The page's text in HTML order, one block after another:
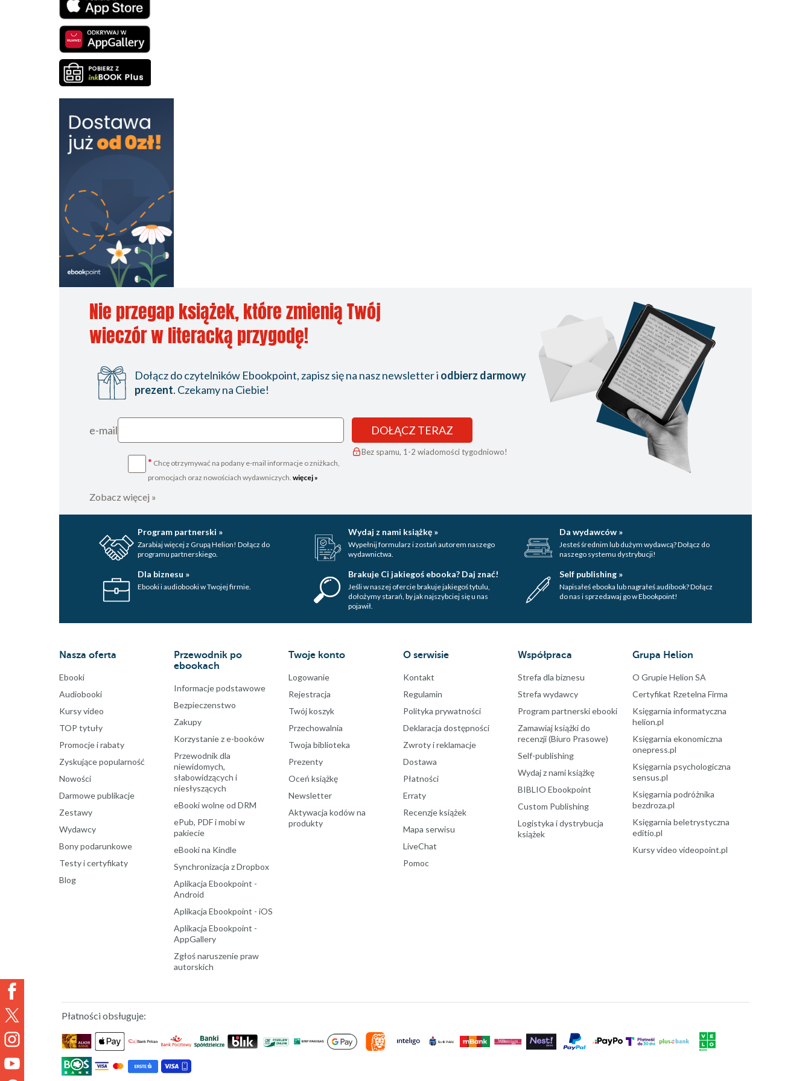
Nie przegap książek, które zmienią Twój
wieczór w literacką przygodę!
Dołącz do czytelników Ebookpoint, zapisz się na nasz newsletter i odbierz darmowy
prezent. Czekamy na Ciebie!
e-mail
* Chcę otrzymywać na podany e-mail informacje o zniżkach,
promocjach oraz nowościach wydawniczych. więcej »
DOŁĄCZ TERAZ
Bez spamu, 1-2 wiadomości tygodniowo!
Zobacz więcej »
Program partnerski »
Zarabiaj więcej z Grupą Helion! Dołącz do
programu partnerskiego.
Wydaj z nami książkę »
Wypełnij formularz i zostań autorem naszego
wydawnictwa.
Da wydawców »
Jesteś średnim lub dużym wydawcą? Dołącz do
naszego systemu dystrybucji!
Dla biznesu »
Ebooki i audiobooki w Twojej firmie.
Brakuje Ci jakiegoś ebooka? Daj znać!
Jeśli w naszej ofercie brakuje jakiegoś tytulu,
dołożymy starań, by jak najszybciej się u nas
pojawił.
Self publishing »
Napisałeś ebooka lub nagrałeś audibook? Dołącz
do nas i sprzedawaj go w Ebookpoint!
Nasza oferta
Ebooki
Audiobooki
Kursy video
TOP tytuły
Promocje i rabaty
Zyskujące popularność
Nowości
Darmowe publikacje
Zestawy
Wydawcy
Bony podarunkowe
Testy i certyfikaty
Blog
Przewodnik po
ebookach
Informacje podstawowe
Bezpieczenstwo
Zakupy
Korzystanie z e-booków
Przewodnik dla
niewidomych,
słabowidzących i
niesłyszących
eBooki wolne od DRM
ePub, PDF i mobi w
pakiecie
eBooki na Kindle
Synchronizacja z Dropbox
Aplikacja Ebookpoint -
Android
Aplikacja Ebookpoint - iOS
Aplikacja Ebookpoint -
AppGallery
Zgłoś naruszenie praw
autorskich
Twoje konto
Logowanie
Rejestracja
Twój koszyk
Przechowalnia
Twoja biblioteka
Prezenty
Oceń książkę
Newsletter
Aktywacja kodów na
produkty
O serwisie
Kontakt
Regulamin
Polityka prywatności
Deklaracja dostępności
Zwroty i reklamacje
Dostawa
Płatności
Erraty
Recenzje książek
Mapa serwisu
LiveChat
Pomoc
Współpraca
Strefa dla biznesu
Strefa wydawcy
Program partnerski ebooki
Zamawiaj książki do
recenzji (Biuro Prasowe)
Self-publishing
Wydaj z nami książkę
BIBLIO Ebookpoint
Custom Publishing
Logistyka i dystrybucja
książek
Grupa Helion
O Grupie Helion SA
Certyfikat Rzetelna Firma
Księgarnia informatyczna
helion.pl
Księgarnia ekonomiczna
onepress.pl
Księgarnia psychologiczna
sensus.pl
Księgarnia podróżnika
bezdroza.pl
Księgarnia beletrystyczna
editio.pl
Kursy video videopoint.pl
Płatności obsługuje: